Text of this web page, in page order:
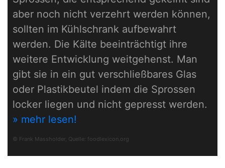
aber noch nicht verzehrt werden können,
sollten im Kühlschrank aufbewahrt
werden. Die Kälte beeinträchtigt ihre
weitere Entwicklung weitgehenst. Man
gibt sie in ein gut verschließbares Glas
oder Plastikbeutel indem die Sprossen
locker liegen und nicht gepresst werden.
» mehr lesen!
© Frank Massholder, Quelle: foodlexicon.org